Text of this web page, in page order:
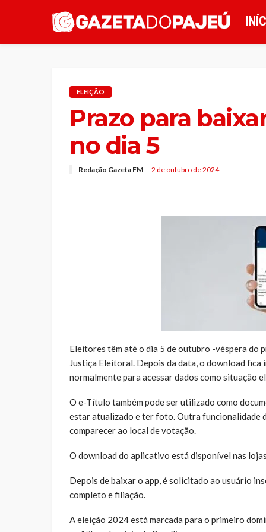
ELEIÇÃO
Prazo para
no dia 5
Redação Gazeta FM 2 de outubro de 2024
Eleitores têm até o dia 5 de outubro -véspera
Justiça Eleitoral. Depois da data, o download
normalmente para acessar dados como situação
O e-Título também pode ser utilizado como
estar atualizado e ter foto. Outra funcionalidade
comparecer ao local de votação.
O download do aplicativo está disponível nas
Depois de baixar o app, é solicitado ao usuário
completo e filiação.
A eleição 2024 está marcada para o primeiro